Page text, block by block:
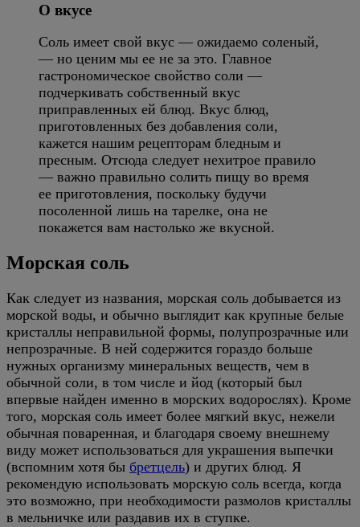
О вкусе
Соль имеет свой вкус — ожидаемо соленый,
— но ценим мы ее не за это. Главное
гастрономическое свойство соли —
подчеркивать собственный вкус
приправленных ей блюд. Вкус блюд,
приготовленных без добавления соли,
кажется нашим рецепторам бледным и
пресным. Отсюда следует нехитрое правило
— важно правильно солить пищу во время
ее приготовления, поскольку будучи
посоленной лишь на тарелке, она не
покажется вам настолько же вкусной.
Морская соль
Как следует из названия, морская соль добывается из
морской воды, и обычно выглядит как крупные белые
кристаллы неправильной формы, полупрозрачные или
непрозрачные. В ней содержится гораздо больше
нужных организму минеральных веществ, чем в
обычной соли, в том числе и йод (который был
впервые найден именно в морских водорослях). Кроме
того, морская соль имеет более мягкий вкус, нежели
обычная поваренная, и благодаря своему внешнему
виду может использоваться для украшения выпечки
(вспомним хотя бы бретцель) и других блюд. Я
рекомендую использовать морскую соль всегда, когда
это возможно, при необходимости размолов кристаллы
в мельничке или раздавив их в ступке.